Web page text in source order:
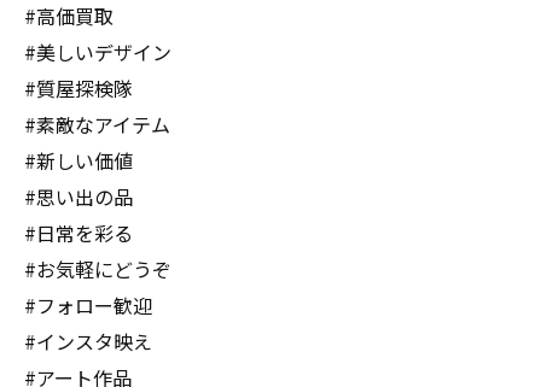
#高価買取
#美しいデザイン
#質屋探検隊
#素敵なアイテム
#新しい価値
#思い出の品
#日常を彩る
#お気軽にどうぞ
#フォロー歓迎
#インスタ映え
#アート作品